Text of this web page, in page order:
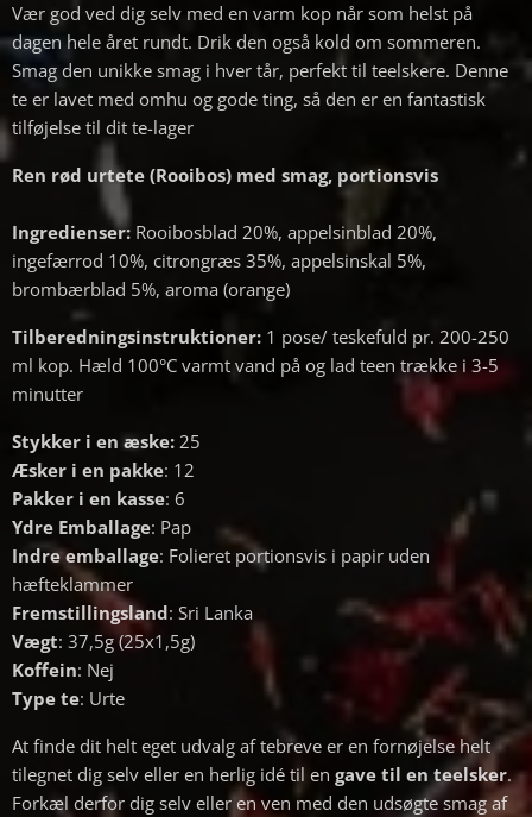
Vær god ved dig selv med en varm kop når som helst på
dagen hele året rundt. Drik den også kold om sommeren.
Smag den unikke smag i hver tår, perfekt til teelskere. Denne
te er lavet med omhu og gode ting, så den er en fantastisk
tilføjelse til dit te-lager
Ren rød urtete (Rooibos) med smag, portionsvis
Ingredienser: Rooibosblad 20%, appelsinblad 20%,
ingefærrod 10%, citrongræs 35%, appelsinskal 5%,
brombærblad 5%, aroma (orange)
Tilberedningsinstruktioner: 1 pose/ teskefuld pr. 200-250
ml kop. Hæld 100°C varmt vand på og lad teen trække i 3-5
minutter
Stykker i en æske: 25
Æsker i en pakke: 12
Pakker i en kasse: 6
Ydre Emballage: Pap
Indre emballage: Folieret portionsvis i papir uden
hæfteklammer
Fremstillingsland: Sri Lanka
Vægt: 37,5g (25x1,5g)
Koffein: Nej
Type te: Urte
At finde dit helt eget udvalg af tebreve er en fornøjelse helt
tilegnet dig selv eller en herlig idé til en gave til en teelsker.
Forkæl derfor dig selv eller en ven med den udsøgte smag af